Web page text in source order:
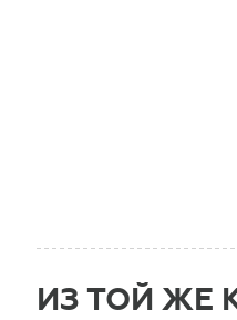
ИЗ ТОЙ ЖЕ